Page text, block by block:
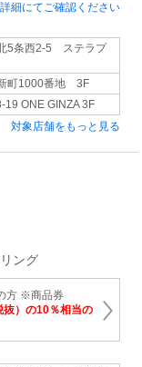
細にてご確認ください
5条西2-5 ステラプ
町1000番地 3F
19 ONE GINZA 3F
対象店舗をもっと見る
ング
方 ※商品券
抜）の10％相当の